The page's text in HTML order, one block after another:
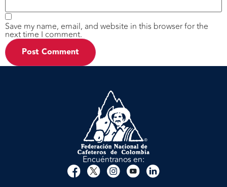
Save my name, email, and website in this browser for the
next time I comment.
Encuéntranos en: